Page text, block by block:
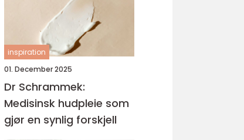
inspiration
01. December 2025
Dr Schrammek:
Medisinsk hudpleie som
gjør en synlig forskjell